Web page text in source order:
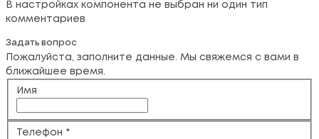
В настройках компонента не выбран ни один тип
комментариев
Задать вопрос
Пожалуйста, заполните данные. Мы свяжемся с вами в
ближайшее время.
Имя
Телефон *